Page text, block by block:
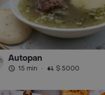
Autopan
15 min · $ 5000